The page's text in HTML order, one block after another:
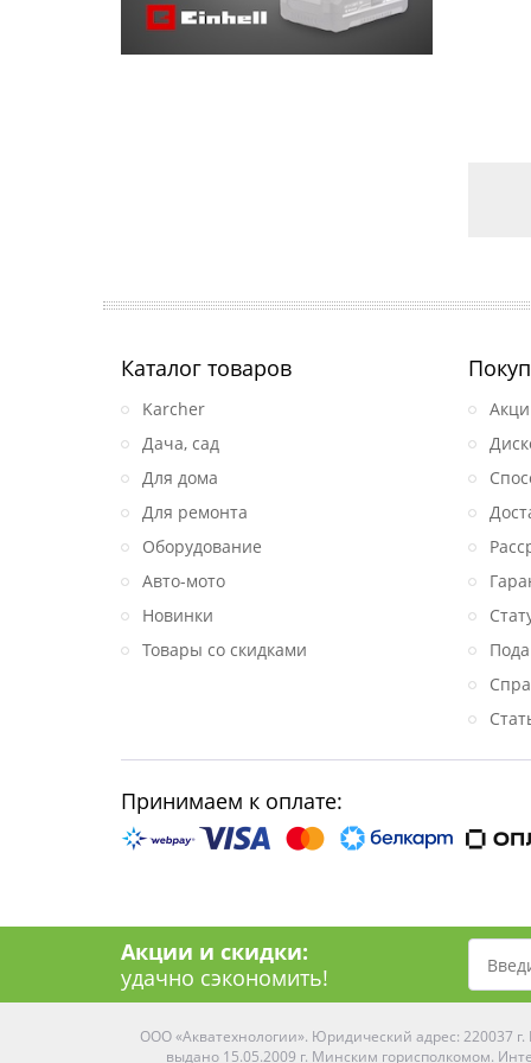
Каталог товаров
Karcher
Дача, сад
Для дома
Для ремонта
Оборудование
Авто-мото
Новинки
Товары со скидками
Принимаем к оплате:
Акции и скидки:
удачно сэкономить!
ООО «Акватехнологии». Юридический адрес: 220037
выдано 15.05.2009 г. Минским горисполкомом.